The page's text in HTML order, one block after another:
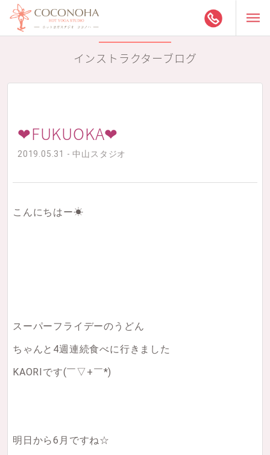
インストラクターブログ
❤︎FUKUOKA❤︎
2019.05.31 - 中山スタジオ
こんにちはー☀︎
スーパーフライデーのうどん
ちゃんと4週連続食べに行きました
KAORIです(￣▽+￣*)
明日から6月ですね☆